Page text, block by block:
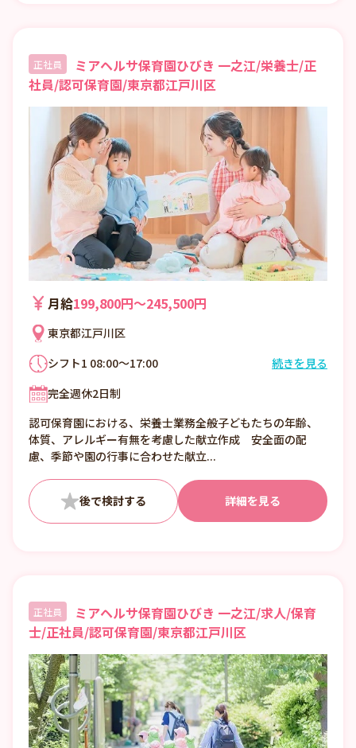
正社員
ミアヘルサ保育園ひびき 一之江/栄養士/正
社員/認可保育園/東京都江戸川区
月給199,800円〜245,500円
東京都江戸川区
シフト1 08:00～17:00
続きを見る
完全週休2日制
認可保育園における、栄養士業務全般子どもたちの年齢、
体質、アレルギー有無を考慮した献立作成 安全面の配
慮、季節や園の行事に合わせた献立...
詳細を見る
正社員
ミアヘルサ保育園ひびき 一之江/求人/保育
士/正社員/認可保育園/東京都江戸川区